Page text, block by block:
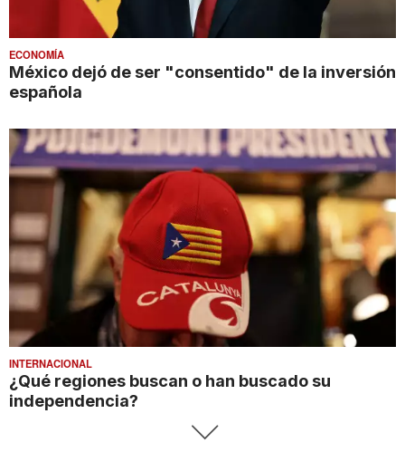
ECONOMÍA
México dejó de ser "consentido" de la inversión
española
INTERNACIONAL
¿Qué regiones buscan o han buscado su
independencia?